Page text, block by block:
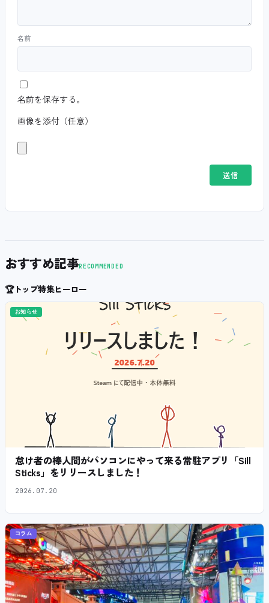
名前
名前を保存する。
画像を添付（任意）
おすすめ記事RECOMMENDED
🏆トップ特集ヒーロー
お知らせ
怠け者の棒人間がパソコンにやって来る常駐アプリ「Sill
Sticks」をリリースしました！
2026.07.20
コラム